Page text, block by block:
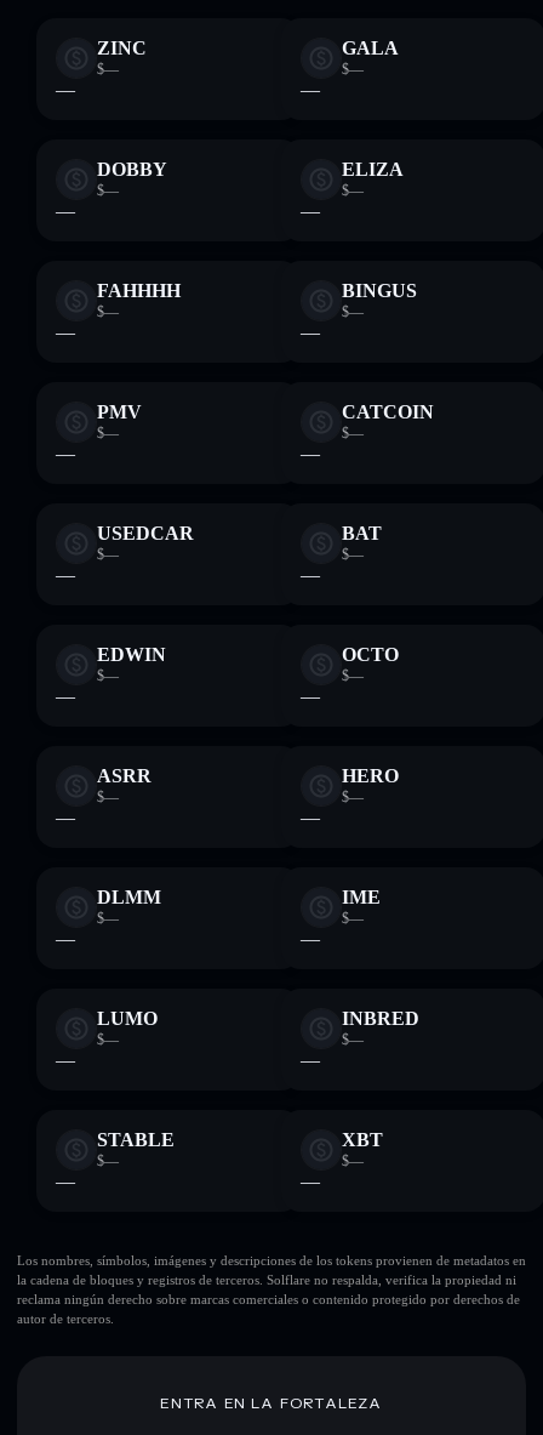
ZINC
$—
—
GALA
$—
—
DOBBY
$—
—
ELIZA
$—
—
FAHHHH
$—
—
BINGUS
$—
—
PMV
$—
—
CATCOIN
$—
—
USEDCAR
$—
—
BAT
$—
—
EDWIN
$—
—
OCTO
$—
—
ASRR
$—
—
HERO
$—
—
DLMM
$—
—
IME
$—
—
LUMO
$—
—
INBRED
$—
—
STABLE
$—
—
XBT
$—
—
Los nombres, símbolos, imágenes y descripciones de los tokens provienen de metadatos en
la cadena de bloques y registros de terceros. Solflare no respalda, verifica la propiedad ni
reclama ningún derecho sobre marcas comerciales o contenido protegido por derechos de
autor de terceros.
ENTRA EN LA FORTALEZA